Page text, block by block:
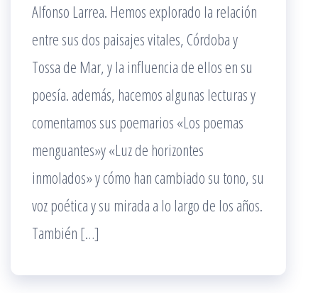
Alfonso Larrea. Hemos explorado la relación
entre sus dos paisajes vitales, Córdoba y
Tossa de Mar, y la influencia de ellos en su
poesía. además, hacemos algunas lecturas y
comentamos sus poemarios «Los poemas
menguantes»y «Luz de horizontes
inmolados» y cómo han cambiado su tono, su
voz poética y su mirada a lo largo de los años.
También […]